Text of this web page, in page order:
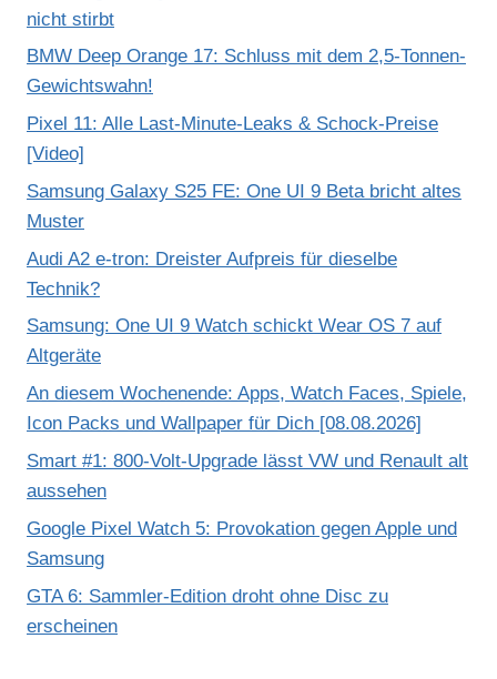
nicht stirbt
BMW Deep Orange 17: Schluss mit dem 2,5-Tonnen-
Gewichtswahn!
Pixel 11: Alle Last-Minute-Leaks & Schock-Preise
[Video]
Samsung Galaxy S25 FE: One UI 9 Beta bricht altes
Muster
Audi A2 e-tron: Dreister Aufpreis für dieselbe
Technik?
Samsung: One UI 9 Watch schickt Wear OS 7 auf
Altgeräte
An diesem Wochenende: Apps, Watch Faces, Spiele,
Icon Packs und Wallpaper für Dich [08.08.2026]
Smart #1: 800-Volt-Upgrade lässt VW und Renault alt
aussehen
Google Pixel Watch 5: Provokation gegen Apple und
Samsung
GTA 6: Sammler-Edition droht ohne Disc zu
erscheinen